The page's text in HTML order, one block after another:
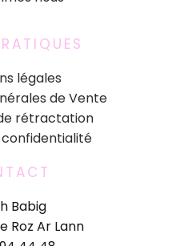
légales
de Vente
rétractation
confidentialité
Babig
Roz Ar Lann